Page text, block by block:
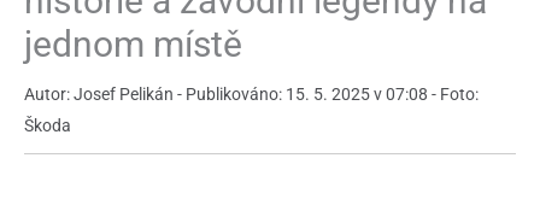
jednom místě
Autor: Josef Pelikán - Publikováno: 15. 5. 2025 v 07:08 - Foto:
Škoda